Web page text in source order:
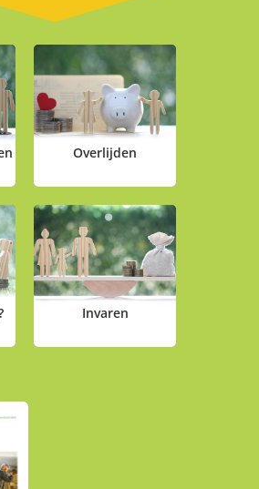
Overlijden
Invaren